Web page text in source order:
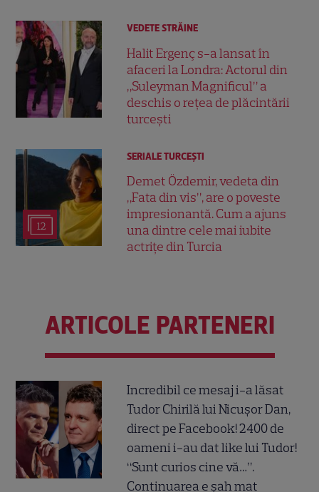
VEDETE STRĂINE
Halit Ergenç s-a lansat în
afaceri la Londra: Actorul din
„Suleyman Magnificul” a
deschis o rețea de plăcintării
turcești
12
SERIALE TURCEŞTI
Demet Özdemir, vedeta din
„Fata din vis”, are o poveste
impresionantă. Cum a ajuns
una dintre cele mai iubite
actrițe din Turcia
ARTICOLE PARTENERI
Incredibil ce mesaj i-a lăsat
Tudor Chirilă lui Nicușor Dan,
direct pe Facebook! 2400 de
oameni i-au dat like lui Tudor!
“Sunt curios cine vă…”.
Continuarea e șah mat